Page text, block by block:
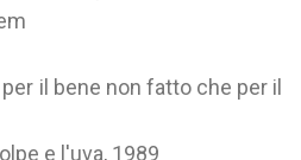
il bene non fatto che per il
e l'uva, 1989